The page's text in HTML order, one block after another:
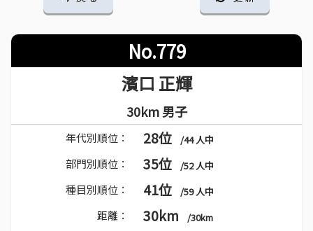
No.779
濱口 正輝
30km 男子
年代別順位： 28位 /44 人中
部門別順位： 35位 /52 人中
種目別順位： 41位 /59 人中
距離： 30km /30km